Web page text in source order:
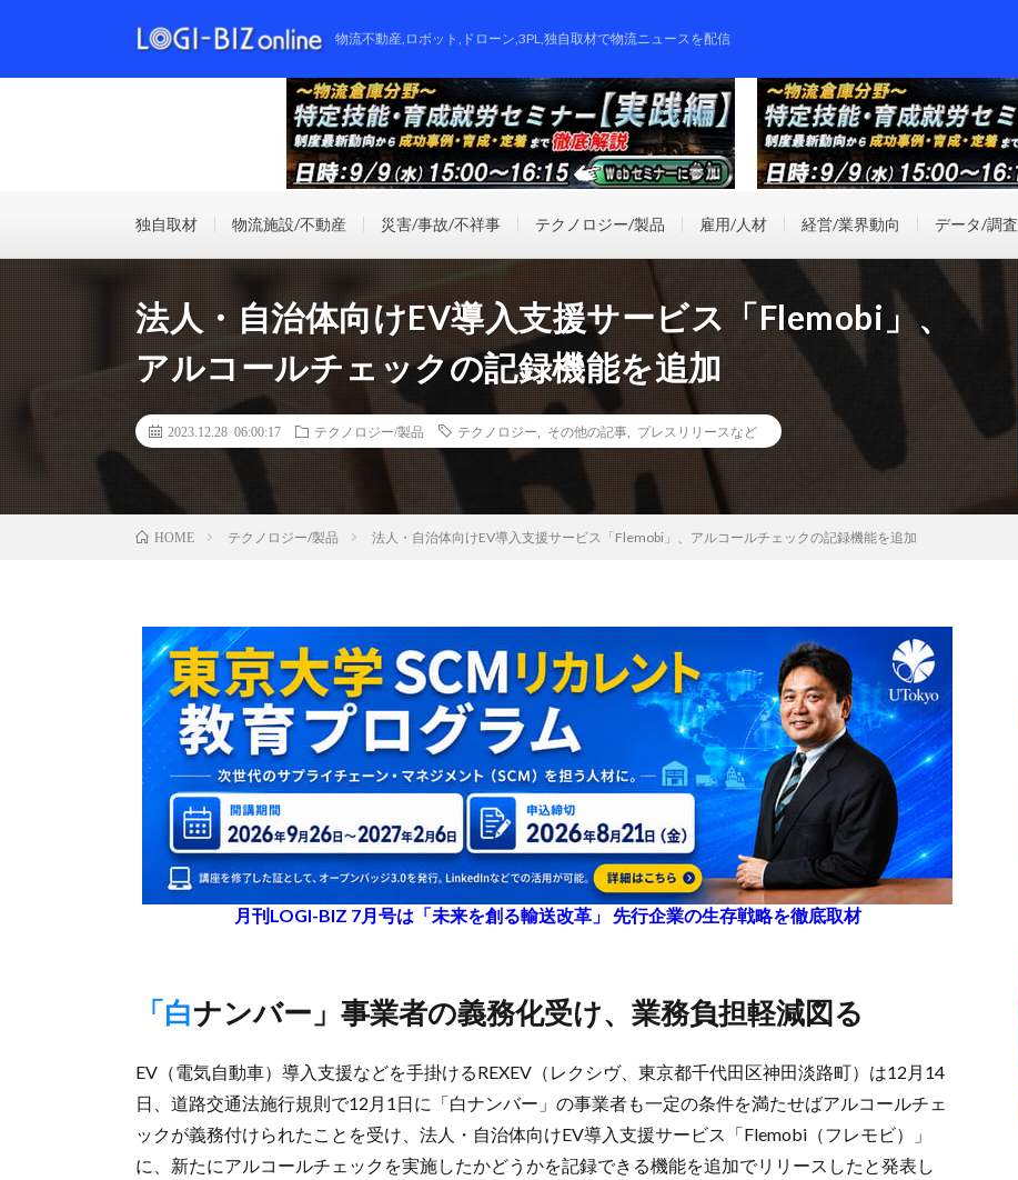
物流不動産,ロボット,ドローン,3PL,独自取材で物流ニュースを配信
独自取材 物流施設/不動産 災害/事故/不祥事 テクノロジー/製品 雇用/人材 経営/業界動向 データ/調査
法人・自治体向けEV導入支援サービス「Flemobi」、
アルコールチェックの記録機能を追加
2023.12.28 06:00:17 テクノロジー/製品 テクノロジー その他の記事 プレスリリースなど
HOME テクノロジー/製品 法人・自治体向けEV導入支援サービス「Flemobi」、アルコールチェックの記録機能を追加
月刊LOGI-BIZ 7月号は「未来を創る輸送改革」 先行企業の生存戦略を徹底取材
「白ナンバー」事業者の義務化受け、業務負担軽減図る
EV（電気自動車）導入支援などを手掛けるREXEV（レクシヴ、東京都千代田区神田淡路町）は12月14
日、道路交通法施行規則で12月1日に「白ナンバー」の事業者も一定の条件を満たせばアルコールチェ
ックが義務付けられたことを受け、法人・自治体向けEV導入支援サービス「Flemobi（フレモビ）」
に、新たにアルコールチェックを実施したかどうかを記録できる機能を追加でリリースしたと発表し